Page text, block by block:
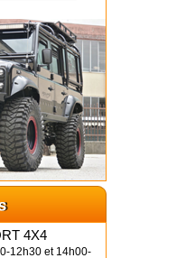
4X4
12h30 et 14h00-